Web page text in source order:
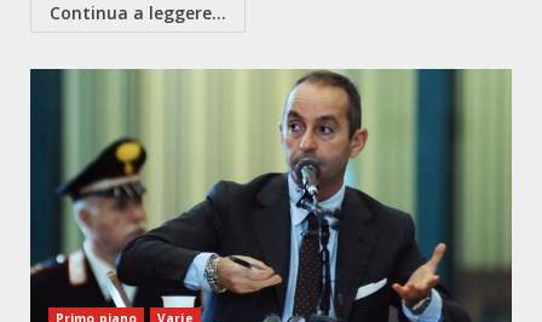
Continua a leggere...
Primo piano Varie